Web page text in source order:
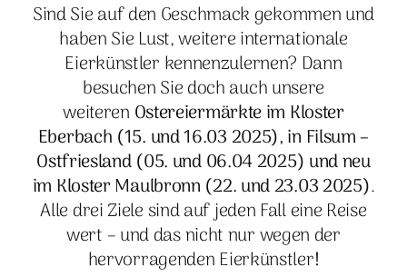
Sind Sie auf den Geschmack gekommen und
haben Sie Lust, weitere internationale
Eierkünstler kennenzulernen? Dann
besuchen Sie doch auch unsere
weiteren Ostereiermärkte im Kloster
Eberbach (15. und 16.03 2025), in Filsum –
Ostfriesland (05. und 06.04 2025) und neu
im Kloster Maulbronn (22. und 23.03 2025).
Alle drei Ziele sind auf jeden Fall eine Reise
wert – und das nicht nur wegen der
hervorragenden Eierkünstler!